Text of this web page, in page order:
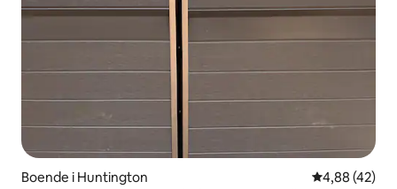
Boende i Huntington 4,88 av 5 i
4,88 (42)